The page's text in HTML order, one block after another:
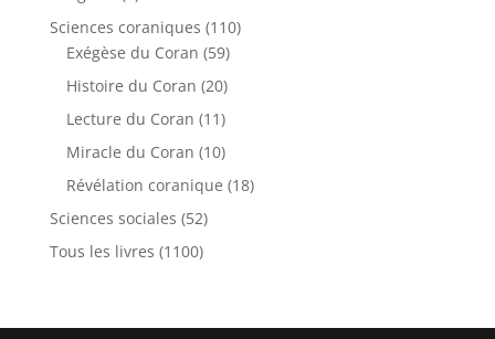
Sciences coraniques (110)
Exégèse du Coran (59)
Histoire du Coran (20)
Lecture du Coran (11)
Miracle du Coran (10)
Révélation coranique (18)
Sciences sociales (52)
Tous les livres (1100)